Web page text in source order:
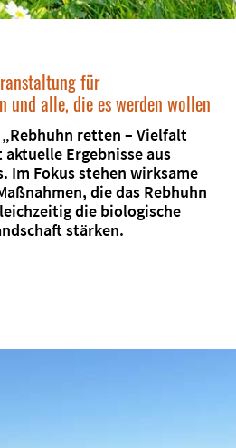
für
und alle, die es werden wollen
retten – Vielfalt
Ergebnisse aus
Im Fokus stehen wirksame
die das Rebhuhn
die biologische
stärken.